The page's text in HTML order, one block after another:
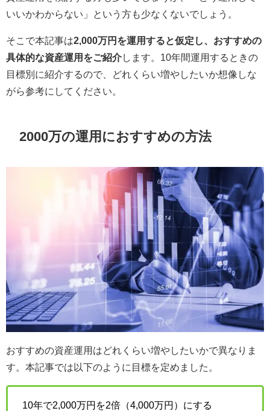
いいかわからない」という方も少なくないでしょう。
そこで本記事は2,000万円を運用すると仮定し、おすすめの
具体的な資産運用をご紹介します。10年間運用するときの
目標別に紹介するので、どれくらい増やしたいか想像しな
がら参考にしてください。
2000万の運用におすすめの方法
おすすめの資産運用はどれくらい増やしたいかで異なりま
す。本記事では以下のように目標を定めました。
10年で2,000万円を2倍（4,000万円）にする